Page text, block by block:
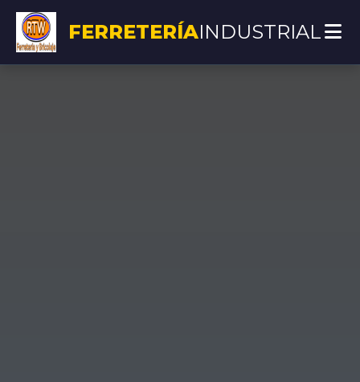
FERRETERÍAINDUSTRIAL